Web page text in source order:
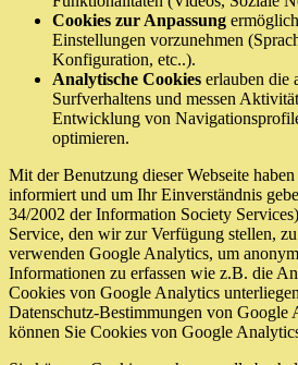
Cookies zur Anpassung
Einstellungen vorzunehmen
Konfiguration, etc..).
Analytische Cookies erlauben die
Surfverhaltens und messen
Entwicklung von
optimieren.
Mit der Benutzung dieser Webseite
informiert und um Ihr Einverständnis
34/2002 der Information Society
Service, den wir zur Verfügung stellen,
verwenden Google Analytics, um
Informationen zu erfassen wie z.B. die
Cookies von Google Analytics
Datenschutz-Bestimmungen von Google
können Sie Cookies von Google